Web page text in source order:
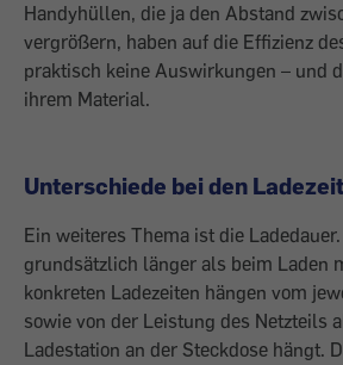
Handyhüllen, die ja den Abstand
vergrößern, haben auf die Effizienz
praktisch keine Auswirkungen – und
ihrem Material.
Unterschiede bei den
Ein weiteres Thema ist die
grundsätzlich länger als beim Laden
konkreten Ladezeiten hängen vom
sowie von der Leistung des Netzteils
Ladestation an der Steckdose hängt.